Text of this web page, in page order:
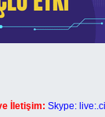
İletişim: Skype: